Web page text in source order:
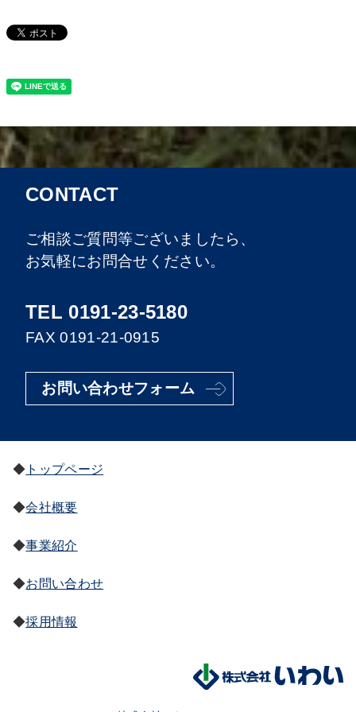
CONTACT
ご相談ご質問等ございましたら、
お気軽にお問合せください。
TEL 0191-23-5180
FAX 0191-21-0915
お問い合わせフォーム
トップページ
会社概要
事業紹介
お問い合わせ
採用情報